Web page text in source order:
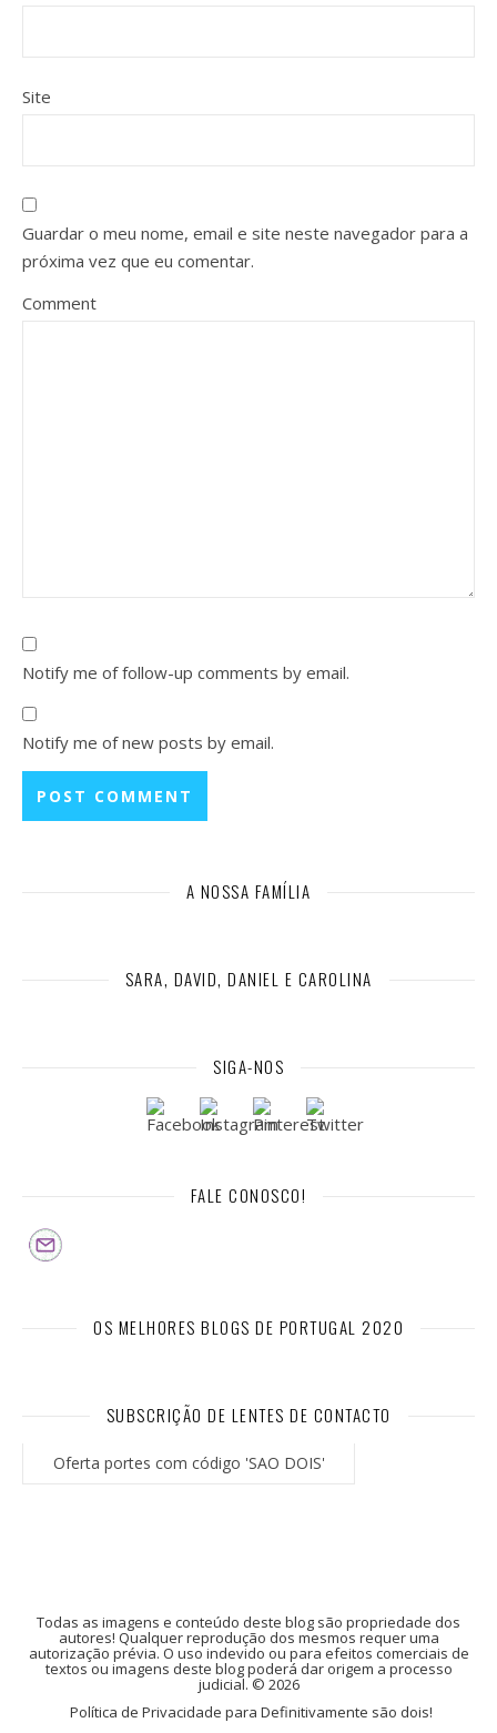
Site
Guardar o meu nome, email e site neste navegador para a
próxima vez que eu comentar.
Comment
Notify me of follow-up comments by email.
Notify me of new posts by email.
A NOSSA FAMÍLIA
SARA, DAVID, DANIEL E CAROLINA
SIGA-NOS
FALE CONOSCO!
OS MELHORES BLOGS DE PORTUGAL 2020
SUBSCRIÇÃO DE LENTES DE CONTACTO
Oferta portes com código 'SAO DOIS'
Todas as imagens e conteúdo deste blog são propriedade dos
autores! Qualquer reprodução dos mesmos requer uma
autorização prévia. O uso indevido ou para efeitos comerciais de
textos ou imagens deste blog poderá dar origem a processo
judicial. © 2026
Política de Privacidade para Definitivamente são dois!